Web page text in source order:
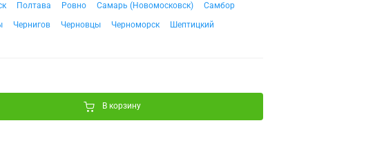
Полтава Ровно Самарь (Новомосковск)
Самбор
Чернигов Черновцы Черноморск Шептицкий
В корзину